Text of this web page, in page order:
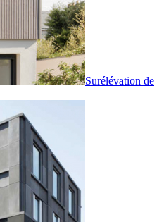
Surélévation de